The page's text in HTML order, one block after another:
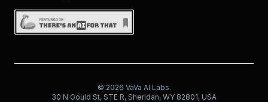
© 2026 VaVa AI Labs.
30 N Gould St, STE R, Sheridan, WY 82801, USA